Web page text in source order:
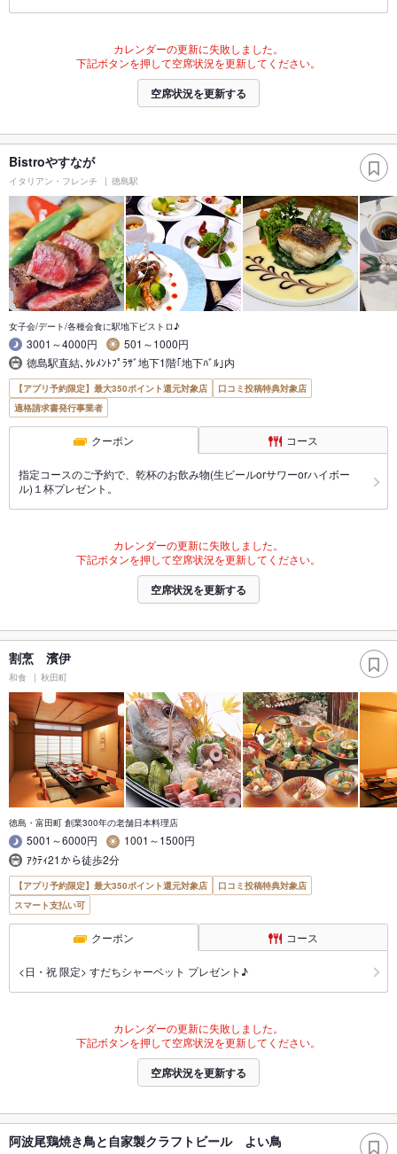
カレンダーの更新に失敗しました。
下記ボタンを押して空席状況を更新してください。
空席状況を更新する
Bistroやすなが
イタリアン・フレンチ 徳島駅
女子会/デート/各種会食に駅地下ビストロ♪
3001～4000円
501～1000円
徳島駅直結､ｸﾚﾒﾝﾄﾌﾟﾗｻﾞ地下1階｢地下ﾊﾞﾙ｣内
【アプリ予約限定】最大350ポイント還元対象店
口コミ投稿特典対象店
適格請求書発行事業者
クーポン コース
指定コースのご予約で、乾杯のお飲み物(生ビールorサワーorハイボー
ル)１杯プレゼント。
カレンダーの更新に失敗しました。
下記ボタンを押して空席状況を更新してください。
空席状況を更新する
割烹 濱伊
和食 秋田町
徳島・富田町 創業300年の老舗日本料理店
5001～6000円
1001～1500円
ｱｸﾃｨ21から徒歩2分
【アプリ予約限定】最大350ポイント還元対象店
口コミ投稿特典対象店
スマート支払い可
クーポン コース
<日・祝 限定> すだちシャーベット プレゼント♪
カレンダーの更新に失敗しました。
下記ボタンを押して空席状況を更新してください。
空席状況を更新する
阿波尾鶏焼き鳥と自家製クラフトビール よい鳥